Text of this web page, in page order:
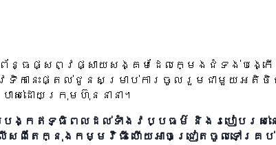
រព័ន្ធផ្សព្វផ្សាយសង្គមដែលក្មេងជំទង់បង្
កានេះផ្តល់ជូនសម្រាប់ការចូលរួមជាមួយអតិ
ាស់ដោយក្រុមហ៊ុននានា។
ពលបង្កឥទ្ធិពលដល់ទាំងវប្បធម៌ និងរបៀបរស់ន
លើសពីតែក្នុងកម្មវិធី ហើយអាចជ្រៀតចូលទៅគ្រ